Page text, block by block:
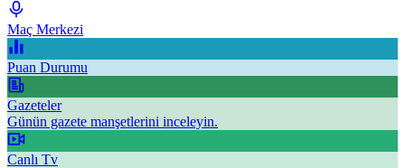
Maç Merkezi
Puan Durumu
Gazeteler
Günün gazete manşetlerini inceleyin.
Canlı Tv